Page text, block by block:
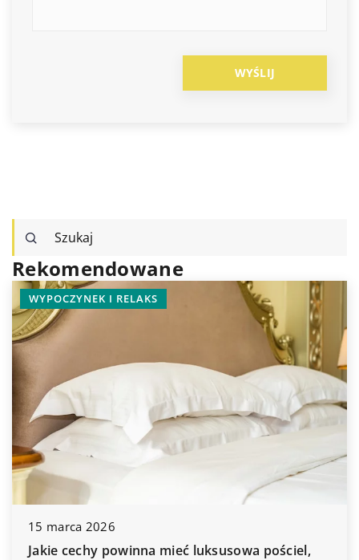
Rekomendowane
WYPOCZYNEK I RELAKS
15 marca 2026
Jakie cechy powinna mieć luksusowa pościel,